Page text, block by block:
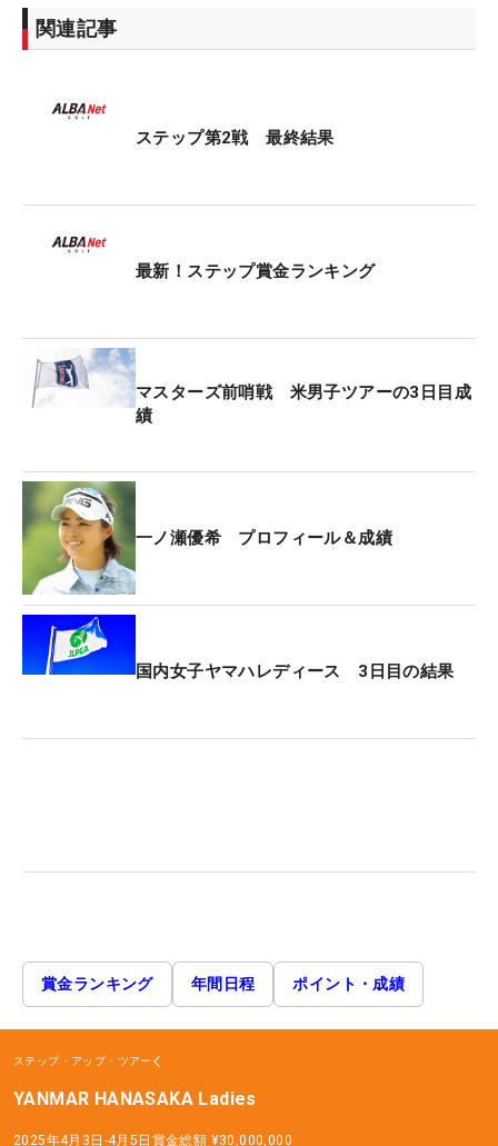
関連記事
ステップ第2戦 最終結果
最新！ステップ賞金ランキング
マスターズ前哨戦 米男子ツアーの3日目成
績
一ノ瀬優希 プロフィール＆成績
国内女子ヤマハレディース 3日目の結果
賞金ランキング 年間日程 ポイント・成績
ステップ・アップ・ツアー
YANMAR HANASAKA Ladies
2025年4月3日-4月5日 賞金総額 ¥30,000,000